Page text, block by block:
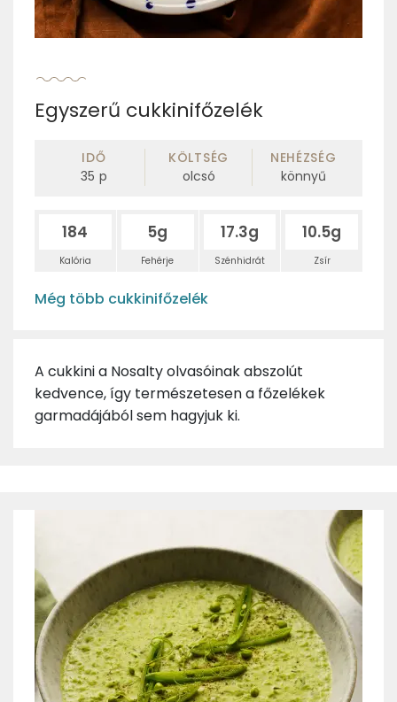
Egyszerű cukkinifőzelék
IDŐ
35 p
KÖLTSÉG
olcsó
NEHÉZSÉG
könnyű
184
Kalória
5g
Fehérje
17.3g
Szénhidrát
10.5g
Zsír
Még több cukkinifőzelék
A cukkini a Nosalty olvasóinak abszolút
kedvence, így természetesen a főzelékek
garmadájából sem hagyjuk ki.